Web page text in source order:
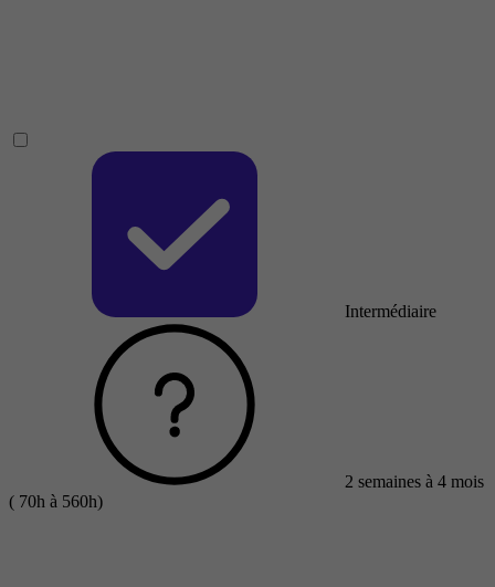
Intermédiaire
2 semaines à 4 mois
( 70h à 560h)